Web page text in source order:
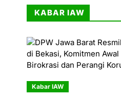
KABAR IAW
Kabar IAW